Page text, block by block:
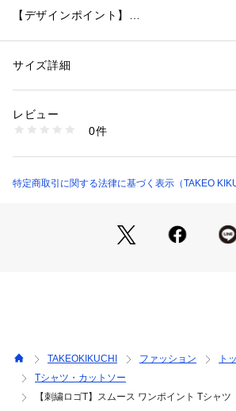
【デザインポイント】
生の通り滑らかな着心地と、加工に寄り
胸には過去のデザインアーカイブから復刻
能です。
※照明の関係により、実際よりも色味が違
ります。また、パソコン・スマートフォン
性別：メンズ
素材：コットン100％
商品番号：
070-21002 （ショップ）
サイズ詳細
レビュー
0件
特定商取引に関する法律に基づく表示（TAKEO
TAKEOKIKUCHI ファッション
ト
Tシャツ・カットソー
【刺繍ロゴT】スムース ワンポイント Tシャツ